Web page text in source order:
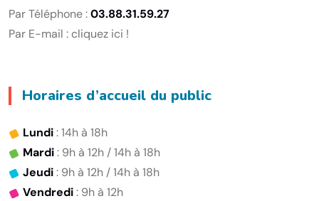
Par Téléphone :03.88.31.59.27
Par E-mail : cliquez ici !
Horaires d’accueil du public
Lundi: 14h à 18h
Mardi: 9h à 12h / 14h à 18h
Jeudi: 9h à 12h / 14h à 18h
Vendredi: 9h à 12h